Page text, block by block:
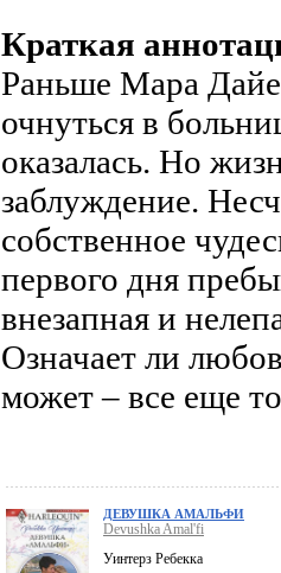
Краткая
Раньше Мара
очнуться в
оказалась. Но
заблуждение.
собственное
первого дня
внезапная и
Означает ли
может – все еще
ДЕВУШКА АМАЛЬФИ
Devushka Amal'fi
Уинтерз Ребекка